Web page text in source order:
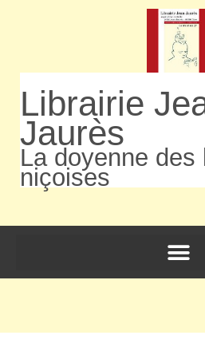
Librairie
Jaurès
La doyenne des
niçoises